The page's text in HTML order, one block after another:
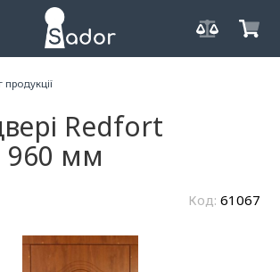
продукції
Redfort
960 мм
Код: 61067